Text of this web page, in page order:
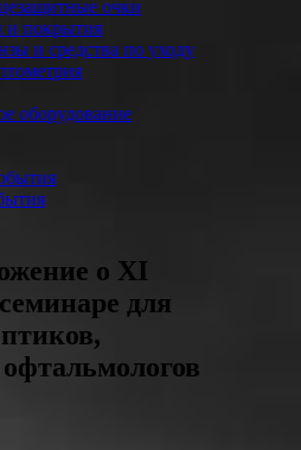
очки
и покрытия
и средства по уходу
оборудование
о XI
для